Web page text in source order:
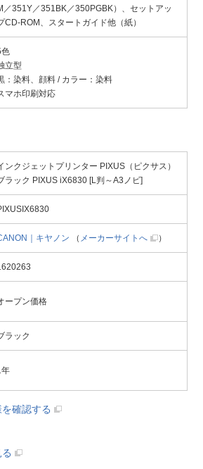
／351Y／351BK／350PGBK）、セットアッ
CD-ROM、スタートガイド他（紙）
立型
：染料、顔料 / カラー：染料
マホ印刷対応
ンクジェットプリンター PIXUS（ピクサス）
ラック PIXUS iX6830 [L判～A3ノビ]
｜キヤノン （ メーカーサイトへ ）
ープン価格
ラック
年
確認する